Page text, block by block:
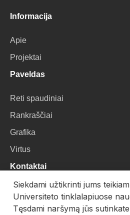
Informacija
Apie
Projektai
Paveldas
Reti spaudiniai
Rankraščiai
Grafika
Virtus
Kontaktai
VU Biblioteka
Universiteto g. 3, LT-01122,
Siekdami užtikrinti jums
Universiteto tinklalapiuose
Tęsdami naršymą jūs